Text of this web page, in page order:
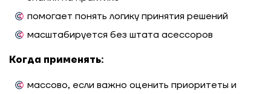
помогает понять логику принятия решений
масштабируется без штата асессоров
Когда применять:
массово, если важно оценить приоритеты и